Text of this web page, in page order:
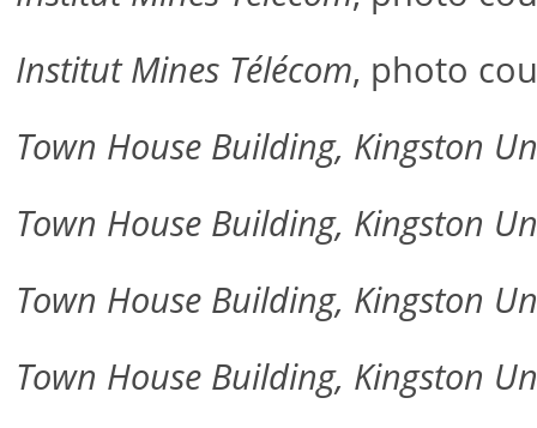
Institut Mines Télécom, photo
Town House Building, Kingston
Town House Building, Kingston
Town House Building, Kingston
Town House Building, Kingston